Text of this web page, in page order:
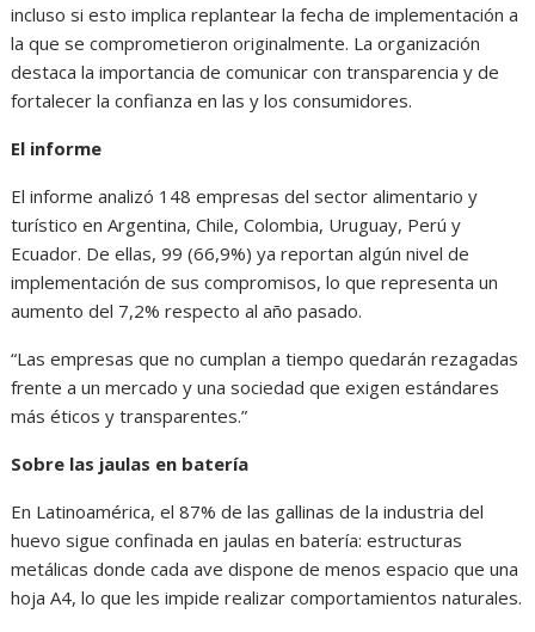
incluso si esto implica replantear la fecha de implementación a
la que se comprometieron originalmente. La organización
destaca la importancia de comunicar con transparencia y de
fortalecer la confianza en las y los consumidores.
El informe
El informe analizó 148 empresas del sector alimentario y
turístico en Argentina, Chile, Colombia, Uruguay, Perú y
Ecuador. De ellas, 99 (66,9%) ya reportan algún nivel de
implementación de sus compromisos, lo que representa un
aumento del 7,2% respecto al año pasado.
“Las empresas que no cumplan a tiempo quedarán rezagadas
frente a un mercado y una sociedad que exigen estándares
más éticos y transparentes.”
Sobre las jaulas en batería
En Latinoamérica, el 87% de las gallinas de la industria del
huevo sigue confinada en jaulas en batería: estructuras
metálicas donde cada ave dispone de menos espacio que una
hoja A4, lo que les impide realizar comportamientos naturales.